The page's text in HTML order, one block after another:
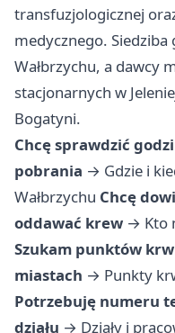
transfuzjologicznej
medycznego. Siedziba
Wałbrzychu, a dawcy
stacjonarnych w
Bogatyni.
Chcę sprawdzić
pobrania → Gdzie i
Wałbrzychu Chcę
oddawać krew → Kto
Szukam punktów
miastach → Punkty
Potrzebuję numeru
działu → Działy i